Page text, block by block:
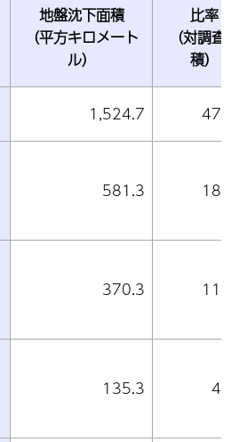
地盤沈下面積
（平方キロメート
ル）
比率
（対調査面
積）
1,524.7
47.5
581.3 18.1
370.3 11.6
135.3 4.2